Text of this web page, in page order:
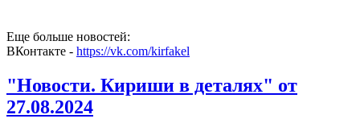
Еще больше новостей:
ВКонтакте - https://vk.com/kirfakel
"Новости. Кириши в деталях" от
27.08.2024